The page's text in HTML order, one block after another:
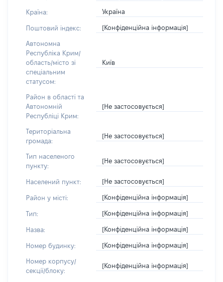
Країна: Україна
Поштовий індекс: [Конфіденційна інформація]
Автономна
Республіка Крим/
область/місто зі
спеціальним
статусом:
Київ
Район в області та
Автономній
Республіці Крим:
[Не застосовується]
Територіальна
громада:
[Не застосовується]
Тип населеного
пункту:
[Не застосовується]
Населений пункт: [Не застосовується]
Район у місті: [Конфіденційна інформація]
Тип: [Конфіденційна інформація]
Назва: [Конфіденційна інформація]
Номер будинку: [Конфіденційна інформація]
Номер корпусу/
секції/блоку:
[Конфіденційна інформація]